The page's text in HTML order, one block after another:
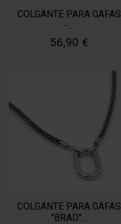
COLGANTE PARA GAFAS
-...
56,90 €
COLGANTE PARA GAFAS
"BRAD"...